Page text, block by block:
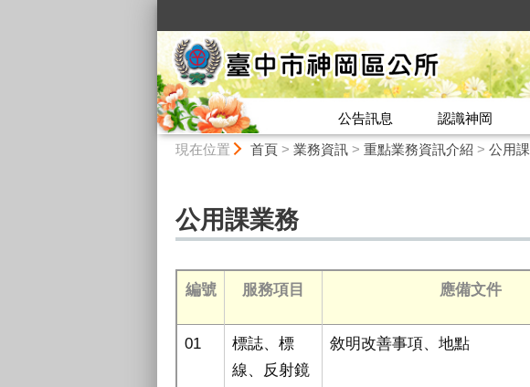
公告訊息 認識神岡
現在位置 首頁> 業務資訊> 重點業務資訊介紹 > 公用課
公用課業務
編號 服務項目 應備文件
01
標誌、標
線、反射鏡
敘明改善事項、地點